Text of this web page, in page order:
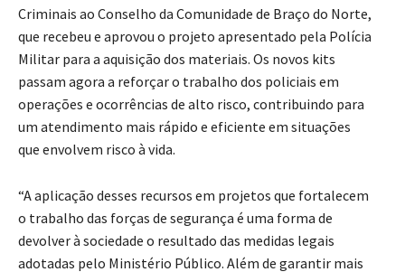
Criminais ao Conselho da Comunidade de Braço do Norte,
que recebeu e aprovou o projeto apresentado pela Polícia
Militar para a aquisição dos materiais. Os novos kits
passam agora a reforçar o trabalho dos policiais em
operações e ocorrências de alto risco, contribuindo para
um atendimento mais rápido e eficiente em situações
que envolvem risco à vida.
“A aplicação desses recursos em projetos que fortalecem
o trabalho das forças de segurança é uma forma de
devolver à sociedade o resultado das medidas legais
adotadas pelo Ministério Público. Além de garantir mais